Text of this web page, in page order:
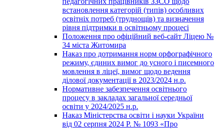
встановлення категорій (типів) особливих
освітніх потреб (труднощів) та визначення
рівня підтримки в освітньому процесі
Положення про офіційний веб-сайт Ліцею №
34 міста Житомира
Наказ про дотримання норм орфографічного
режиму, єдиних вимог до усного і писемного
мовлення в ліцеї, вимог щодо ведення
ділової документації в 2023/2024 н.р.
Нормативне забезпечення освітнього
процесу в закладах загальної середньої
освіти у 2024/2025 н.р.
Наказ Міністерства освіти і науки України
від 02 серпня 2024 Р. № 1093 «Про